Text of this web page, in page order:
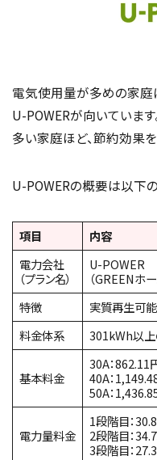
電気使用量が多めの家庭
U-POWERが向いていま
多い家庭ほど、節約効果
U-POWERの概要は以下の
項目
内容
電力会社
（プラン名）
U-POWER
（GREENホ
特徴
実質再生可
料金体系
301kWh以
基本料金
30A：862.11
40A：
50A：
電力量料金
1段階目：
2段階目：
3段階目：